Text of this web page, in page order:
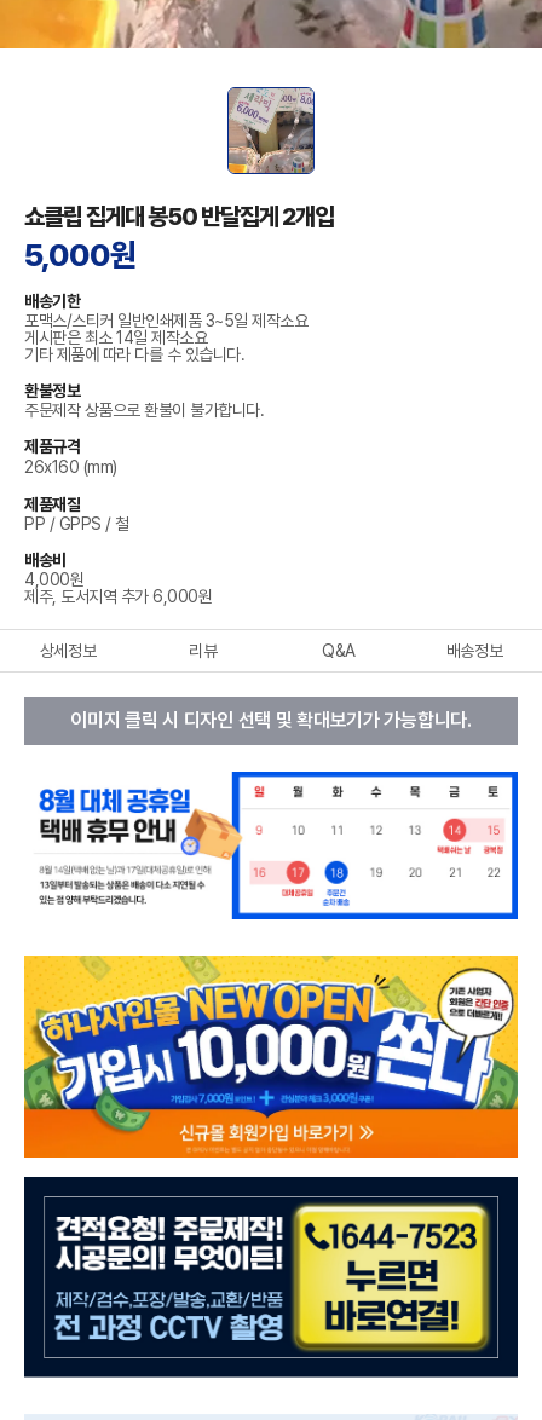
쇼클립 집게대 봉50 반달집게 2개입
5,000원
배송기한
포맥스/스티커 일반인쇄제품 3~5일 제작소요
게시판은 최소 14일 제작소요
기타 제품에 따라 다를 수 있습니다.
환불정보
주문제작 상품으로 환불이 불가합니다.
제품규격
26x160 (mm)
제품재질
PP / GPPS / 철
배송비
4,000원
제주, 도서지역 추가 6,000원
상세정보 리뷰 Q&A 배송정보
이미지 클릭 시 디자인 선택 및 확대보기가 가능합니다.